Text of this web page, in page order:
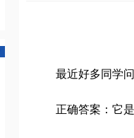
最近好多同学问
正确答案：它是